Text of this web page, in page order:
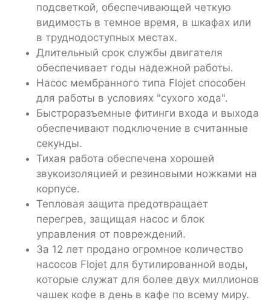
подсветкой, обеспечивающей четкую
видимость в темное время, в шкафах или
в труднодоступных местах.
Длительный срок службы двигателя
обеспечивает годы надежной работы.
Насос мембранного типа Flojet способен
для работы в условиях "сухого хода".
Быстроразъемные фитинги входа и выхода
обеспечивают подключение в считанные
секунды.
Тихая работа обеспечена хорошей
звукоизоляцией и резиновыми ножками на
корпусе.
Тепловая защита предотвращает
перегрев, защищая насос и блок
управления от повреждений.
За 12 лет продано огромное количество
насосов Flojet для бутилированной воды,
которые служат для более двух миллионов
чашек кофе в день в кафе по всему миру.